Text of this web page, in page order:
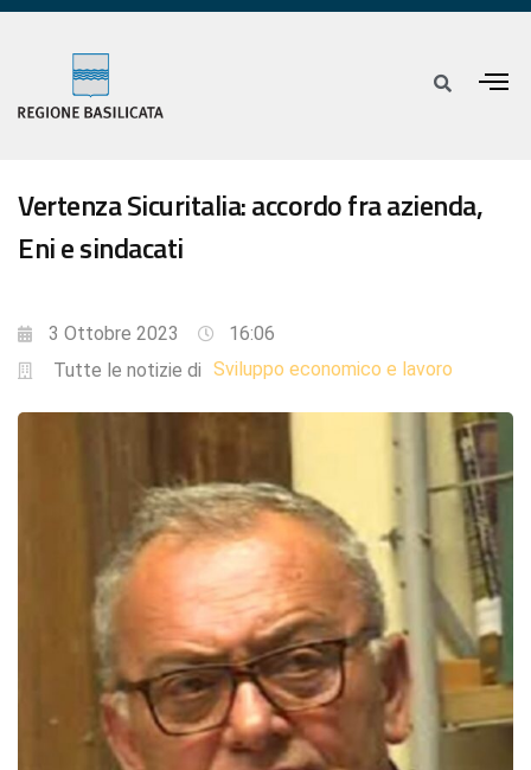
Vertenza Sicuritalia: accordo fra azienda,
Eni e sindacati
3 Ottobre 2023
16:06
Tutte le notizie di Sviluppo economico e lavoro